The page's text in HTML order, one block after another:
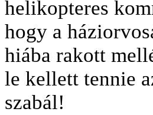
helikopteres
hogy a
hiába rakott
le kellett tennie
szabál!